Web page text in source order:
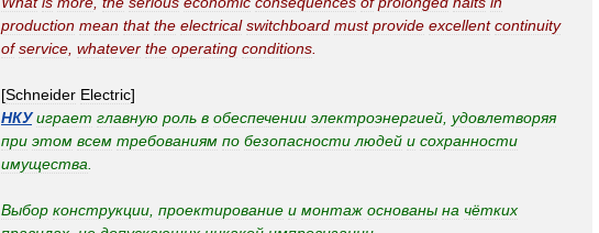
production mean that the electrical switchboard must provide excellent continuity
of service whatever the operating conditions
[Schneider Electric]
НКУ играет главную роль в обеспечении электроэнергией удовлетворяя
при этом всем требованиям по безопасности людей и сохранности
имущества
Выбор конструкции проектирование и монтаж основаны на чётких